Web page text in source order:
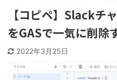
【コピペ】Slackチ
をGASで一気に削除
2022年3月25日